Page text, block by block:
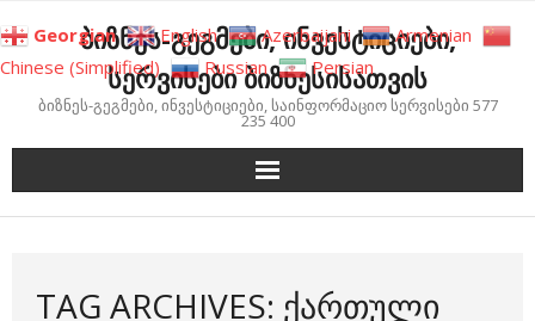
to
content
ბიზნეს-გეგმები, ინვესტიციები,
სერვისები ბიზნესისათვის
ბიზნეს-გეგმები, ინვესტიციები, საინფორმაციო სერვისები 577
235 400
TAG ARCHIVES: ᲥᲐᲠᲗᲣᲚᲘ
Georgian English Azerbaijani
Armenian
Chinese (Simplified)
Russian Persian